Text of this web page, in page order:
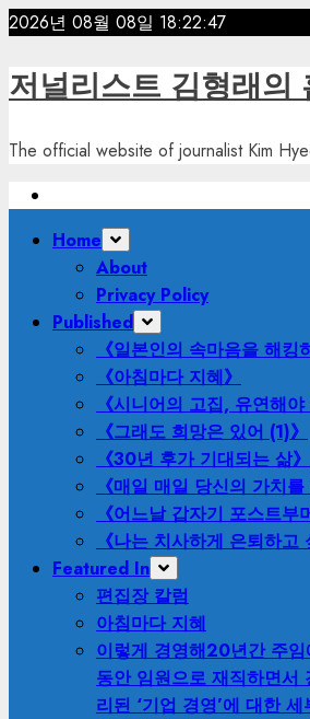
Skip
content
2026년 08월 08일 18:22:49
저널리스트 김형래의
The official website of journalist Kim
PrimaryHome
About
Privacy Policy
Published
《일본인의 속마음을 해킹
《아침마다 지혜》
《시니어의 고집, 유연해야
《그래도 희망은 있어 (1)》
《30년 후가 기대되는 삶》
《매일 매일 당신의 가치를
《어느날 갑자기 포스트부
《나는 치사하게 은퇴하고
Featured In
편집장 칼럼
아침마다 지혜
이렇게 경영해20년간 주임
동안 임원으로 재직하면서
리된 ‘기업 경영’에 대한